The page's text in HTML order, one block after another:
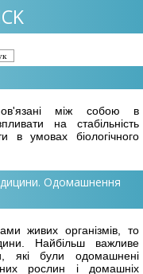
між собою в
на стабільність
умовах біологічного
Одомашнення
живих організмів, то
Найбільш важливе
які були одомашнені
рослин і домашніх